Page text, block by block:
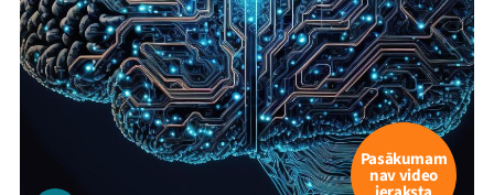
Festivāls
Programma
Arhīvs
Pasākumam
nav video